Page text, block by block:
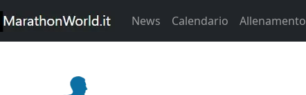
News Calendario Allenamento